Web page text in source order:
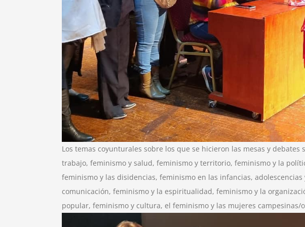
Los temas coyunturales sobre los que se hicieron las mesas y
trabajo, feminismo y salud, feminismo y territorio, feminismo y la
feminismo y las disidencias, feminismo en las infancias,
comunicación, feminismo y la espiritualidad, feminismo y la
popular, feminismo y cultura, el feminismo y las mujeres campesinas/